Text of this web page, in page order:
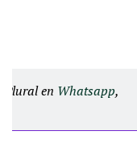
Plural en Whatsapp,